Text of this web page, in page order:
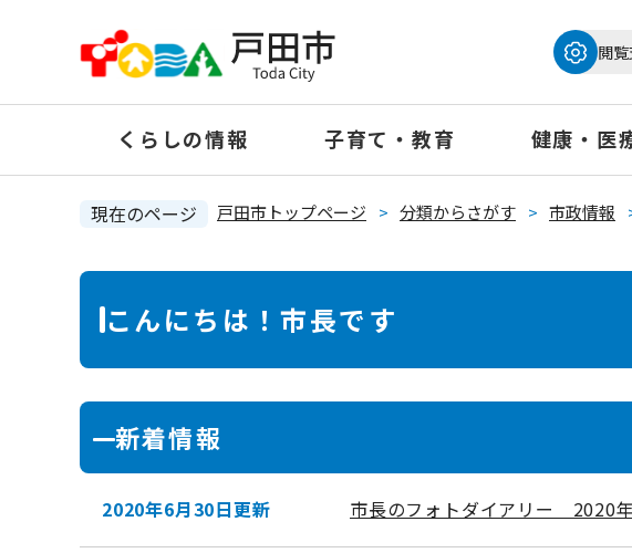
の
頭
閲
くらしの情報 子育て・教育 健康・医
現在のページ 戸田市トップページ > 分類からさがす > 市政情報
本
こんにちは！市長です
新着情報
2020年6月30日更新 市長のフォトダイアリー 2020